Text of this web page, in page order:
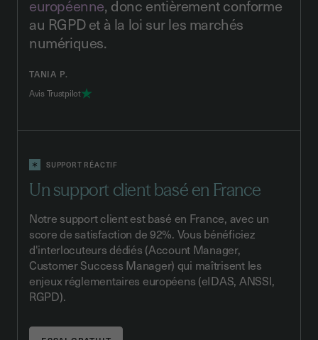
européenne, donc entièrement conforme
au RGPD et à la loi sur les marchés
numériques.
TANIA P.
Avis Trustpilot
SUPPORT RÉACTIF
Un support client basé en France
Notre support client est basé en France, avec un
score de satisfaction de 92%. Vous bénéficiez
d'interlocuteurs dédiés (Account Manager,
Customer Success Manager) qui maîtrisent les
enjeux réglementaires européens (eIDAS, ANSSI,
RGPD).